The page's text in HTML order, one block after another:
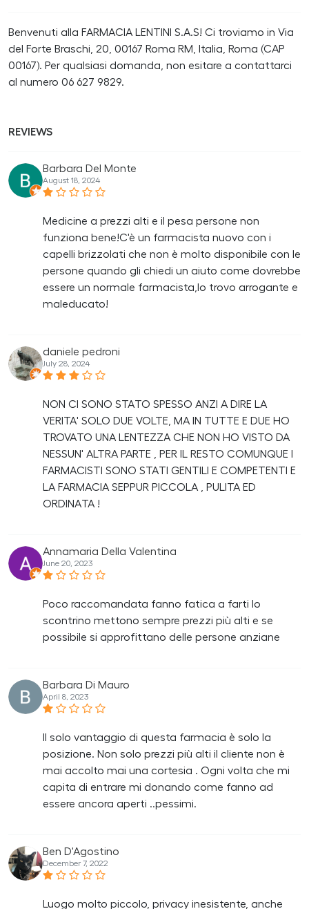
Benvenuti alla FARMACIA LENTINI S.A.S! Ci troviamo in Via
del Forte Braschi, 20, 00167 Roma RM, Italia, Roma (CAP
00167). Per qualsiasi domanda, non esitare a contattarci
al numero 06 627 9829.
REVIEWS
Barbara Del Monte
August 18, 2024
Medicine a prezzi alti e il pesa persone non
funziona bene!C'è un farmacista nuovo con i
capelli brizzolati che non è molto disponibile con le
persone quando gli chiedi un aiuto come dovrebbe
essere un normale farmacista,lo trovo arrogante e
maleducato!
daniele pedroni
July 28, 2024
NON CI SONO STATO SPESSO ANZI A DIRE LA
VERITA' SOLO DUE VOLTE, MA IN TUTTE E DUE HO
TROVATO UNA LENTEZZA CHE NON HO VISTO DA
NESSUN' ALTRA PARTE , PER IL RESTO COMUNQUE I
FARMACISTI SONO STATI GENTILI E COMPETENTI E
LA FARMACIA SEPPUR PICCOLA , PULITA ED
ORDINATA !
Annamaria Della Valentina
June 20, 2023
Poco raccomandata fanno fatica a farti lo
scontrino mettono sempre prezzi più alti e se
possibile si approfittano delle persone anziane
Barbara Di Mauro
April 8, 2023
Il solo vantaggio di questa farmacia è solo la
posizione. Non solo prezzi più alti il cliente non è
mai accolto mai una cortesia . Ogni volta che mi
capita di entrare mi donando come fanno ad
essere ancora aperti ..pessimi.
Ben D'Agostino
December 7, 2022
Luogo molto piccolo, privacy inesistente, anche